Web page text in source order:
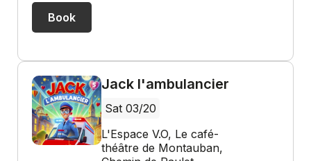
Book
Jack l'ambulancier
Sat 03/20
L'Espace V.O, Le café-
théâtre de Montauban,